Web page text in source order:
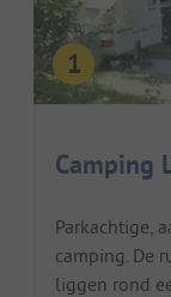
Camping
Parkachtige,
camping. De
liggen rond